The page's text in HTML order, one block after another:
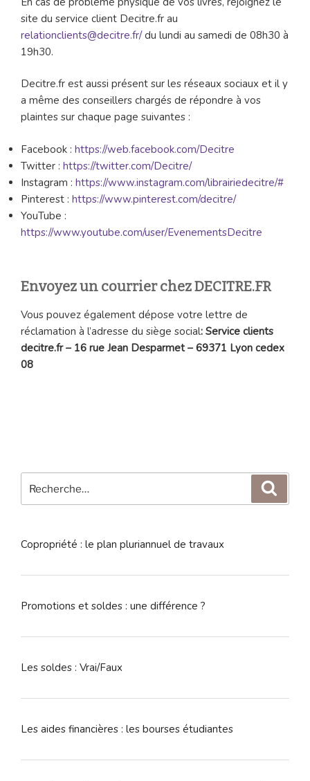
site du service client Decitre.fr au
relationclients@decitre.fr/du lundi au samedi de 08h30 à
19h30.
Decitre.fr est aussi présent sur les réseaux sociaux et il y
a même des conseillers chargés de répondre à vos
plaintes sur chaque page suivantes :
Facebook : https://web.facebook.com/Decitre
Twitter : https://twitter.com/Decitre/
Instagram : https://www.instagram.com/librairiedecitre/#
Pinterest : https://www.pinterest.com/decitre/
YouTube :
https://www.youtube.com/user/EvenementsDecitre
Envoyez un courrier chez DECITRE.FR
Vous pouvez également dépose votre lettre de
réclamation à l’adresse du siège social: Service clients
decitre.fr – 16 rue Jean Desparmet – 69371 Lyon cedex
08
pour
Copropriété : le plan pluriannuel de travaux
Promotions et soldes : une différence ?
Les soldes : Vrai/Faux
Les aides financières : les bourses étudiantes